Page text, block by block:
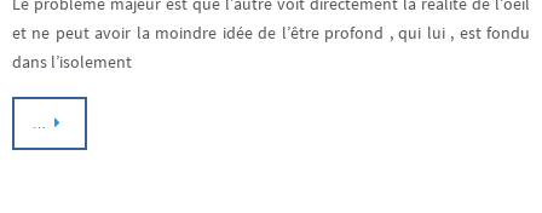
et ne peut avoir la moindre idée de l’être profond , qui lui , est fondu
dans l’isolement
…